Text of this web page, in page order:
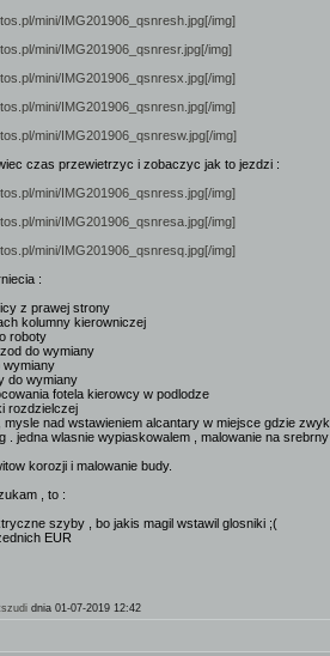
mini/IMG201906_qsnresh.jpg[/img]
mini/IMG201906_qsnresr.jpg[/img]
mini/IMG201906_qsnresx.jpg[/img]
mini/IMG201906_qsnresn.jpg[/img]
mini/IMG201906_qsnresw.jpg[/img]
czas przewietrzyc i zobaczyc jak to jezdzi :
mini/IMG201906_qsnress.jpg[/img]
mini/IMG201906_qsnresa.jpg[/img]
mini/IMG201906_qsnresq.jpg[/img]
:
z prawej strony
kolumny kierowniczej
roboty
do wymiany
wymiany
do wymiany
fotela kierowcy w podlodze
rozdzielczej
mysle nad wstawieniem alcantary w miejsce gdzie
. jedna wlasnie wypiaskowalem , malowanie na srebrny
korozji i malowanie budy.
, to :
szyby , bo jakis magil wstawil glosniki ;(
EUR
dnia 01-07-2019 12:42